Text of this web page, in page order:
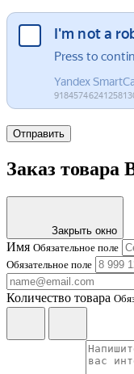
Отправить
Заказ товара
Закрыть окно
Имя Обязательное поле
Обязательное поле
Количество товара